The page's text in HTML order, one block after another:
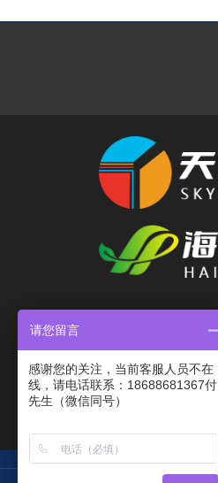
请您留言
感谢您的关注，当前客服人员不在
线，请电话联系：18688681367付
先生（微信同号）